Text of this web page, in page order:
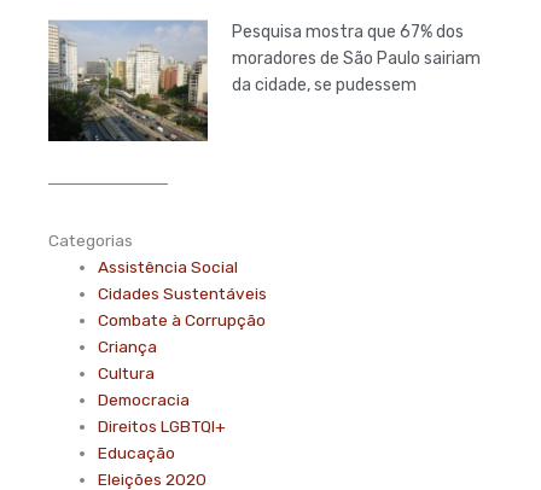
Pesquisa mostra que 67% dos
moradores de São Paulo sairiam
da cidade, se pudessem
Categorias
Assistência Social
Cidades Sustentáveis
Combate à Corrupção
Criança
Cultura
Democracia
Direitos LGBTQI+
Educação
Eleições 2020